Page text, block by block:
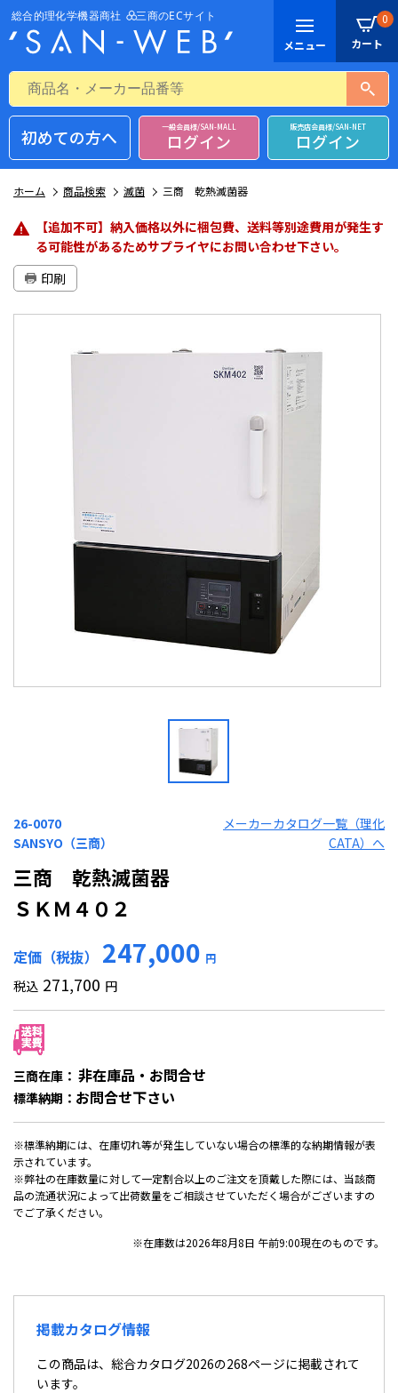
0
初めての方へ 一般会員様/SAN-MALL
ログイン
販売店会員様/SAN-NET
ログイン
ホーム 商品検索 滅菌 三商 乾熱滅菌器
【追加不可】納入価格以外に梱包費、送料等別途費用が発生す
る可能性があるためサプライヤにお問い合わせ下さい。
印刷
26-0070
SANSYO（三商）
メーカーカタログ一覧（理化
CATA）へ
三商 乾熱滅菌器
ＳＫＭ４０２
定価（税抜） 247,000 円
税込 271,700 円
三商在庫： 非在庫品・お問合せ
標準納期： お問合せ下さい
※標準納期には、在庫切れ等が発生していない場合の標準的な納期情報が表
示されています。
※弊社の在庫数量に対して一定割合以上のご注文を頂戴した際には、当該商
品の流通状況によって出荷数量をご相談させていただく場合がございますの
でご了承ください。
※在庫数は2026年8月8日 午前9:00現在のものです。
掲載カタログ情報
この商品は、総合カタログ2026の268ページに掲載されて
います。